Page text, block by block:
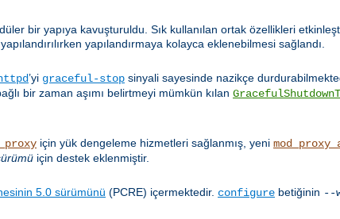
bir yapıya kavuşturuldu. Sık kullanılan ortak özellikleri
yapılandırmaya kolayca eklenebilmesi sağlandı.
’yi graceful-stop sinyali sayesinde nazikçe
bir zaman aşımı belirtmeyi mümkün kılan
için yük dengeleme hizmetleri sağlanmış, yeni
için destek eklenmiştir.
5.0 sürümünü (PCRE) içermektedir. configure betiğinin --